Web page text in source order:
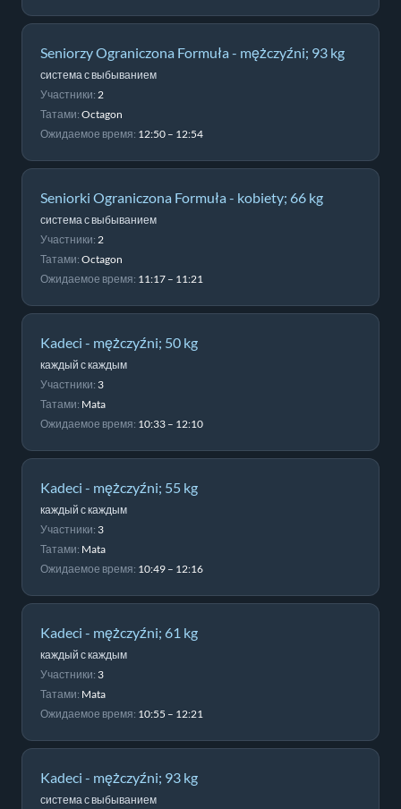
Seniorzy Ograniczona Formuła - mężczyźni; 93 kg
система с выбыванием
Участники: 2
Татами: Octagon
Ожидаемое время: 12:50 – 12:54
Seniorki Ograniczona Formuła - kobiety; 66 kg
система с выбыванием
Участники: 2
Татами: Octagon
Ожидаемое время: 11:17 – 11:21
Kadeci - mężczyźni; 50 kg
каждый с каждым
Участники: 3
Татами: Mata
Ожидаемое время: 10:33 – 12:10
Kadeci - mężczyźni; 55 kg
каждый с каждым
Участники: 3
Татами: Mata
Ожидаемое время: 10:49 – 12:16
Kadeci - mężczyźni; 61 kg
каждый с каждым
Участники: 3
Татами: Mata
Ожидаемое время: 10:55 – 12:21
Kadeci - mężczyźni; 93 kg
система с выбыванием